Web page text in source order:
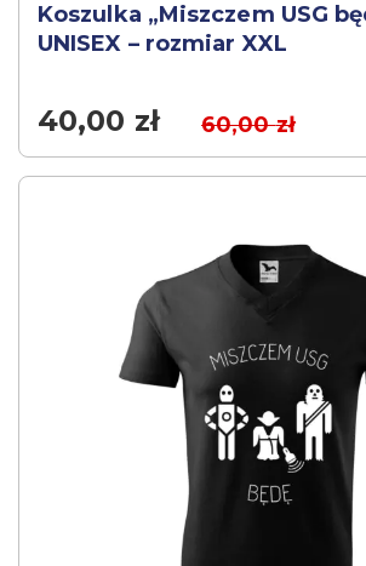
Koszulka „Miszczem USG
UNISEX – rozmiar XXL
40,00 zł 60,00zł